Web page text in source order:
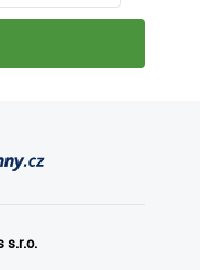
s.r.o.